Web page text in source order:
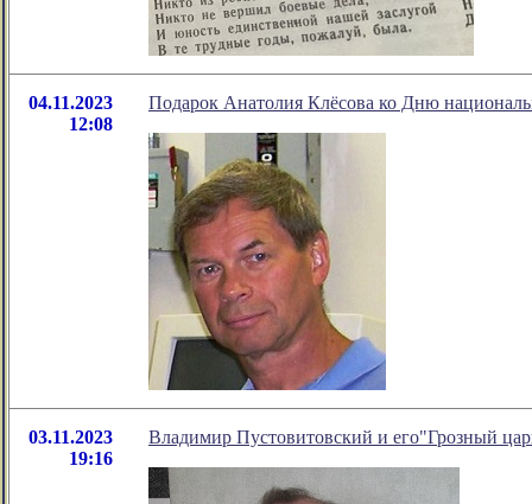
04.11.2023
12:08
Подарок Анатолия Клёсова ко Дню
03.11.2023
19:16
Владимир Пустовитовский и его"Грозный